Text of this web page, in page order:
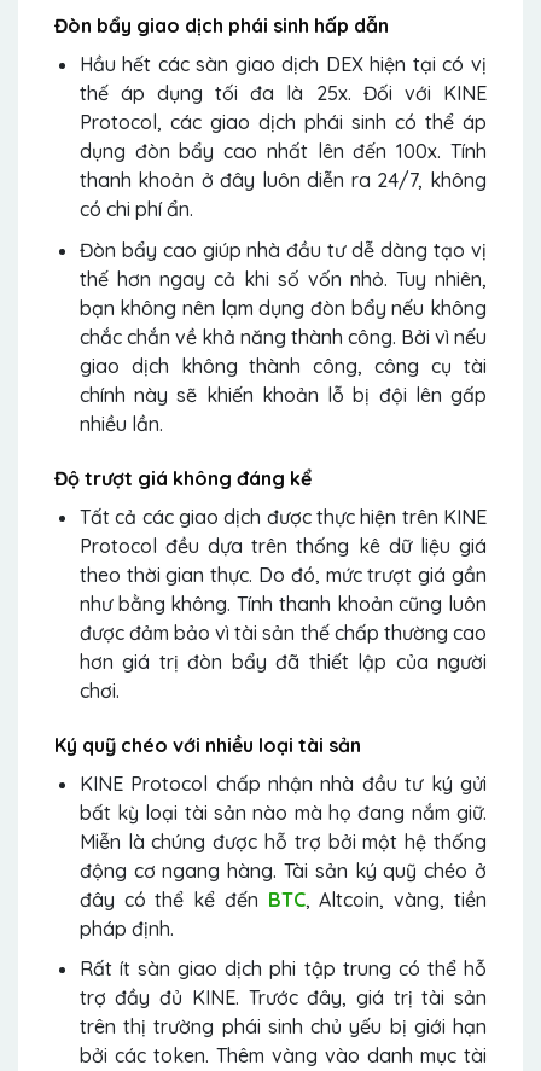
Đòn bẩy giao dịch phái sinh hấp dẫn
Hầu hết các sàn giao dịch DEX hiện tại có vị
thế áp dụng tối đa là 25x. Đối với KINE
Protocol, các giao dịch phái sinh có thể áp
dụng đòn bẩy cao nhất lên đến 100x. Tính
thanh khoản ở đây luôn diễn ra 24/7, không
có chi phí ẩn.
Đòn bẩy cao giúp nhà đầu tư dễ dàng tạo vị
thế hơn ngay cả khi số vốn nhỏ. Tuy nhiên,
bạn không nên lạm dụng đòn bẩy nếu không
chắc chắn về khả năng thành công. Bởi vì nếu
giao dịch không thành công, công cụ tài
chính này sẽ khiến khoản lỗ bị đội lên gấp
nhiều lần.
Độ trượt giá không đáng kể
Tất cả các giao dịch được thực hiện trên KINE
Protocol đều dựa trên thống kê dữ liệu giá
theo thời gian thực. Do đó, mức trượt giá gần
như bằng không. Tính thanh khoản cũng luôn
được đảm bảo vì tài sản thế chấp thường cao
hơn giá trị đòn bẩy đã thiết lập của người
chơi.
Ký quỹ chéo với nhiều loại tài sản
KINE Protocol chấp nhận nhà đầu tư ký gửi
bất kỳ loại tài sản nào mà họ đang nắm giữ.
Miễn là chúng được hỗ trợ bởi một hệ thống
động cơ ngang hàng. Tài sản ký quỹ chéo ở
đây có thể kể đến BTC, Altcoin, vàng, tiền
pháp định.
Rất ít sàn giao dịch phi tập trung có thể hỗ
trợ đầy đủ KINE. Trước đây, giá trị tài sản
trên thị trường phái sinh chủ yếu bị giới hạn
bởi các token. Thêm vàng vào danh mục tài